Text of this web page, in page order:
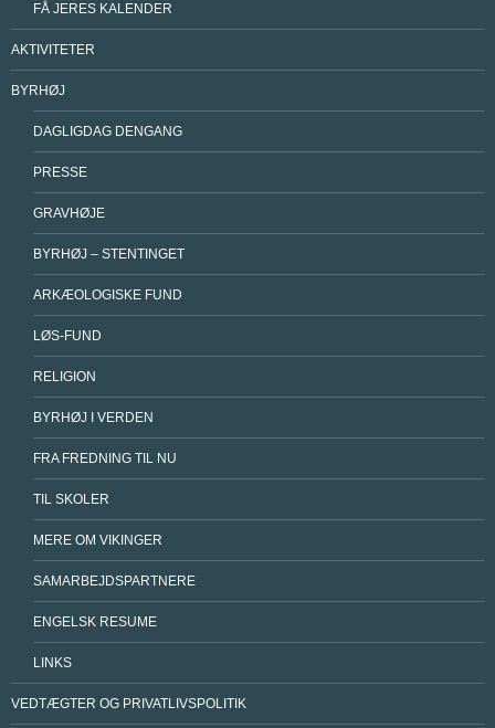
FÅ JERES KALENDER
AKTIVITETER
BYRHØJ
DAGLIGDAG DENGANG
PRESSE
GRAVHØJE
BYRHØJ – STENTINGET
ARKÆOLOGISKE FUND
LØS-FUND
RELIGION
BYRHØJ I VERDEN
FRA FREDNING TIL NU
TIL SKOLER
MERE OM VIKINGER
SAMARBEJDSPARTNERE
ENGELSK RESUME
LINKS
VEDTÆGTER OG PRIVATLIVSPOLITIK